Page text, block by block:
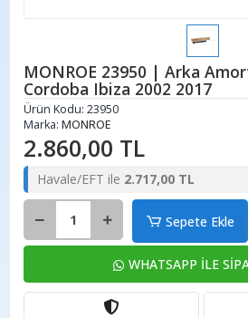
MONROE 23950 | Arka
Cordoba Ibiza 2002 2017
Ürün Kodu: 23950
Marka: MONROE
2.860,00 TL
Havale/EFT ile 2.717,00 TL
Sepete Ekle
WHATSAPP İLE